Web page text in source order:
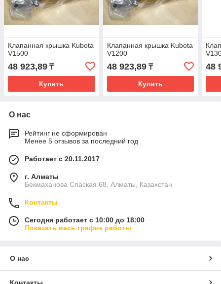
Клапанная крышка Kubota
V1500
48 923,89 ₸
Купить
Клапанная крышка Kubota
V1200
48 923,89₸
Купить
48
О нас
Рейтинг не сформирован
Менее 5 отзывов за последний год
Работает с 20.11.2017
г. Алматы
Бекмаханова Спаская 68, Алматы, Казахстан
Контакты
Сегодня работает с 10:00 до 18:00
Показать весь график работы
О нас